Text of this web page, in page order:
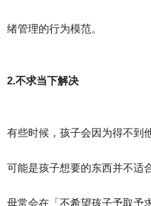
绪管理的行为模范。
2.不求当下解决
有些时候，孩子会因为得不到
可能是孩子想要的东西并不适
母常会在「不希望孩子予取予